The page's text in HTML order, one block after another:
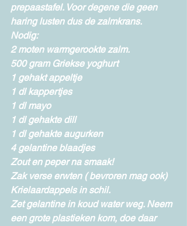
prepaastafel. Voor degene die geen
haring lusten dus de zalmkrans.
Nodig:
2 moten warmgerookte zalm.
500 gram Griekse yoghurt
1 gehakt appeltje
1 dl kappertjes
1 dl mayo
1 dl gehakte dill
1 dl gehakte augurken
4 gelantine blaadjes
Zout en peper na smaak!
Zak verse erwten ( bevroren mag ook)
Krielaardappels in schil.
Zet gelantine in koud water weg. Neem
een grote plastieken kom, doe daar